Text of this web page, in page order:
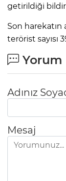
getirildiği
Son harekatın
terörist sayısı
Yorum
Adınız
Mesaj